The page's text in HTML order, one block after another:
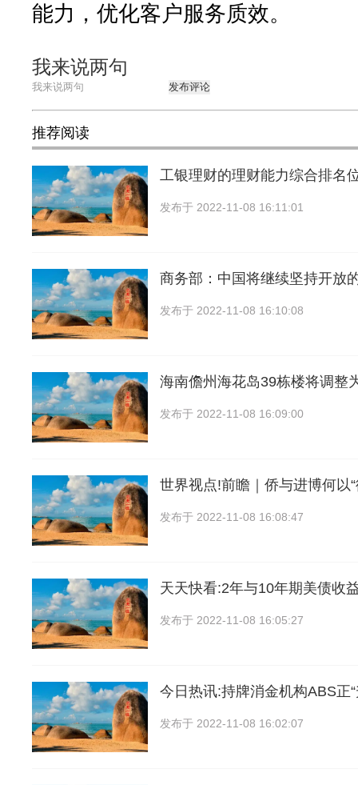
能力，优化客户服务质效。
我来说两句
发布评论
推荐阅读
工银理财的理财能力综合排名
发布于 2022-11-08 16:11:01
商务部：中国将继续坚持开放
发布于 2022-11-08 16:10:08
海南儋州海花岛39栋楼将调整
发布于 2022-11-08 16:09:00
世界视点!前瞻｜侨与进博何以
发布于 2022-11-08 16:08:47
天天快看:2年与10年期美债收
发布于 2022-11-08 16:05:27
今日热讯:持牌消金机构ABS正“
发布于 2022-11-08 16:02:07